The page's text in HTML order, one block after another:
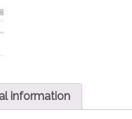
information